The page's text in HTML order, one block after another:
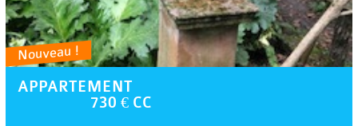
Nouveau !
APPARTEMENT
730 € CC